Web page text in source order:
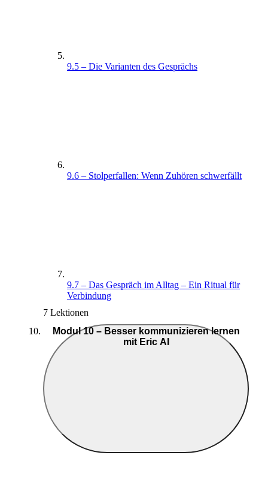
9.5 – Die Varianten des Gesprächs
9.6 – Stolperfallen: Wenn Zuhören schwerfällt
9.7 – Das Gespräch im Alltag – Ein Ritual für
Verbindung
7 Lektionen
Modul 10 – Besser kommunizieren lernen
mit Eric AI